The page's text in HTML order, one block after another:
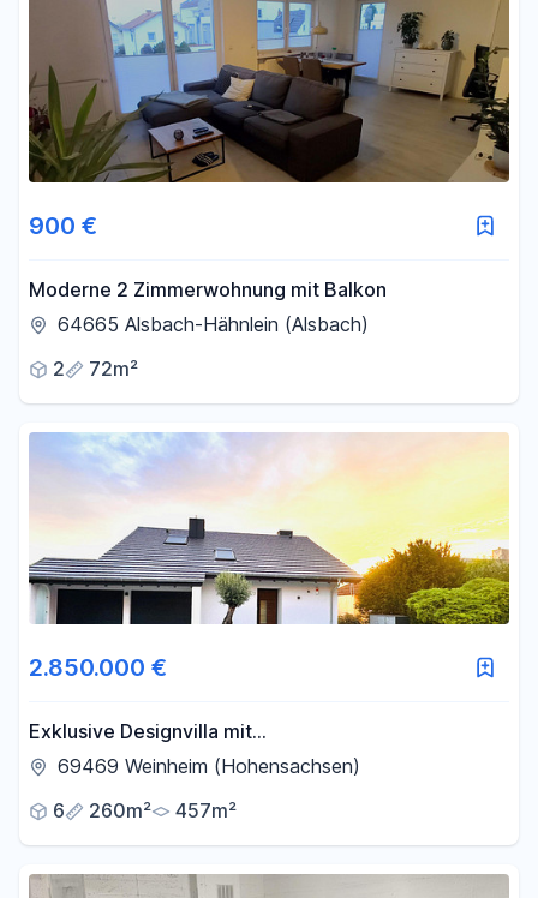
900 €
Moderne 2 Zimmerwohnung mit Balkon
64665 Alsbach-Hähnlein (Alsbach)
2
72m²
2.850.000 €
Exklusive Designvilla mit
Panoramablick+Einliegerwohnung – Luxus, der
69469 Weinheim (Hohensachsen)
6
260m² 457m²